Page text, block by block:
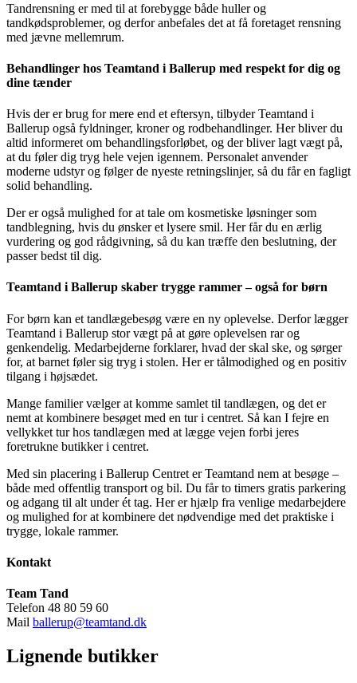
Tandrensning er med til at forebygge både huller og
tandkødsproblemer, og derfor anbefales det at få foretaget rensning
med jævne mellemrum.
Behandlinger hos Teamtand i Ballerup med respekt for dig og
dine tænder
Hvis der er brug for mere end et eftersyn, tilbyder Teamtand i
Ballerup også fyldninger, kroner og rodbehandlinger. Her bliver du
altid informeret om behandlingsforløbet, og der bliver lagt vægt på,
at du føler dig tryg hele vejen igennem. Personalet anvender
moderne udstyr og følger de nyeste retningslinjer, så du får en fagligt
solid behandling.
Der er også mulighed for at tale om kosmetiske løsninger som
tandblegning, hvis du ønsker et lysere smil. Her får du en ærlig
vurdering og god rådgivning, så du kan træffe den beslutning, der
passer bedst til dig.
Teamtand i Ballerup skaber trygge rammer – også for børn
For børn kan et tandlægebesøg være en ny oplevelse. Derfor lægger
Teamtand i Ballerup stor vægt på at gøre oplevelsen rar og
genkendelig. Medarbejderne forklarer, hvad der skal ske, og sørger
for, at barnet føler sig tryg i stolen. Her er tålmodighed og en positiv
tilgang i højsædet.
Mange familier vælger at komme samlet til tandlægen, og det er
nemt at kombinere besøget med en tur i centret. Så kan I fejre en
vellykket tur hos tandlægen med at lægge vejen forbi jeres
foretrukne butikker i centret.
Med sin placering i Ballerup Centret er Teamtand nem at besøge –
både med offentlig transport og bil. Du får to timers gratis parkering
og adgang til alt under ét tag. Her er hjælp fra venlige medarbejdere
og mulighed for at kombinere det nødvendige med det praktiske i
trygge, lokale rammer.
Kontakt
Team Tand
Telefon 48 80 59 60
Mail ballerup@teamtand.dk
Lignende butikker